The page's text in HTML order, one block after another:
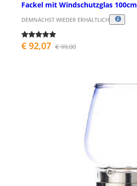
Fackel mit Windschutzglas
DEMNÄCHST WIEDER ERHÄLTLICH
€ 92,07 € 99,00